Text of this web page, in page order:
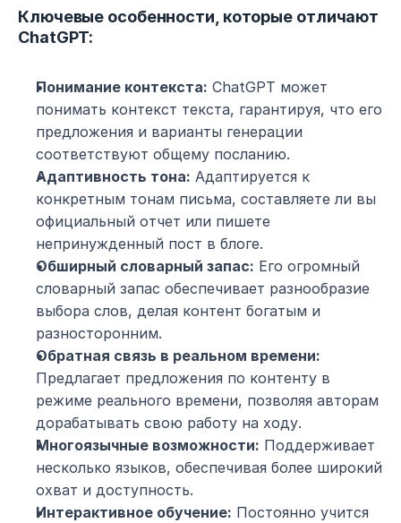
Ключевые особенности, которые отличают
ChatGPT:
Понимание контекста: ChatGPT может
понимать контекст текста, гарантируя, что его
предложения и варианты генерации
соответствуют общему посланию.
Адаптивность тона: Адаптируется к
конкретным тонам письма, составляете ли вы
официальный отчет или пишете
непринужденный пост в блоге.
Обширный словарный запас: Его огромный
словарный запас обеспечивает разнообразие
выбора слов, делая контент богатым и
разносторонним.
Обратная связь в реальном времени:
Предлагает предложения по контенту в
режиме реального времени, позволяя авторам
дорабатывать свою работу на ходу.
Многоязычные возможности: Поддерживает
несколько языков, обеспечивая более широкий
охват и доступность.
Интерактивное обучение: Постоянно учится